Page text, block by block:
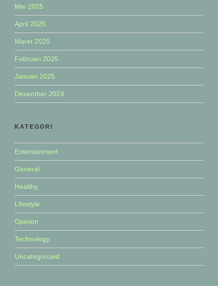
Mei 2025
April 2025
Maret 2025
Februari 2025
Januari 2025
Desember 2024
KATEGORI
Entertainment
General
Healthy
Lifestyle
Opinion
Technology
Uncategorized